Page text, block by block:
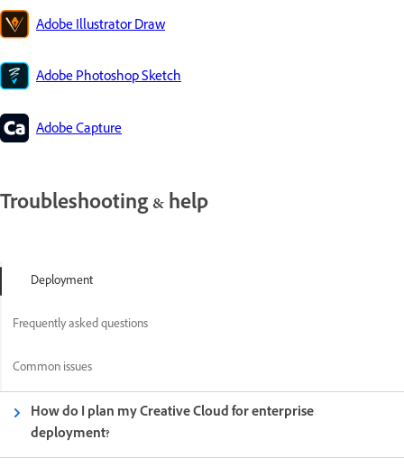
Adobe Illustrator Draw
Adobe Photoshop Sketch
Adobe Capture
Troubleshooting & help
Deployment
Frequently asked questions
Common issues
How do I plan my Creative Cloud for enterprise
deployment?